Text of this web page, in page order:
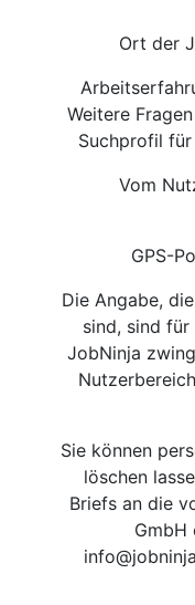
Ort der
Weitere
Suchprofil
Vom
GPS-
Die Angabe,
sind, sind
JobNinja
Sie können
löschen
Briefs an die
GmbH